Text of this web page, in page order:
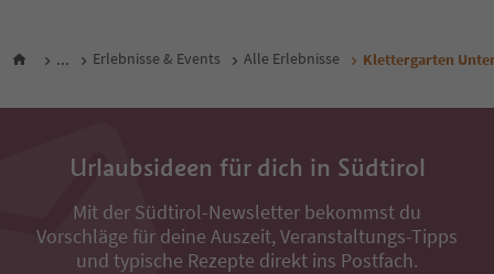
... Erlebnisse & Events Alle Erlebnisse Klettergarten
Urlaubsideen für dich in Südtirol
Mit der Südtirol-Newsletter bekommst du
Vorschläge für deine Auszeit, Veranstaltungs-Tipps
und typische Rezepte direkt ins Postfach.